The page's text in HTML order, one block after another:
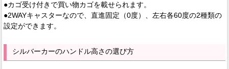
●カゴ受け付きで買い物カゴを載せられます。
●2WAYキャスターなので、直進固定（0度）、左右各60度の2種類の
設定ができます。
シルバーカーのハンドル高さの選び方